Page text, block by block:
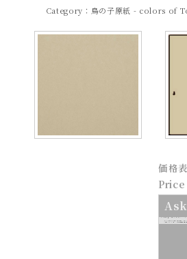
Category：鳥の子原紙 - colors of
価格
Ask